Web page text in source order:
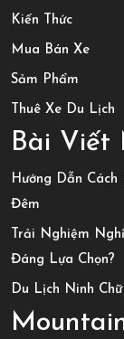
Kiến Thức
Mua Bán Xe
Sảm Phẩm
Thuê Xe Du Lịch
Bài Viết
Hướng Dẫn
Đêm
Trải Nghiệm
Đáng Lựa Chọn?
Du Lịch Ninh